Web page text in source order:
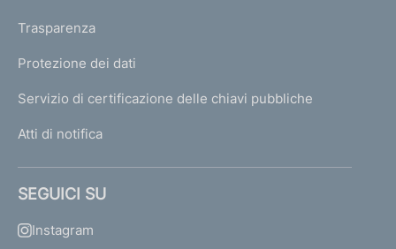
Trasparenza
Protezione dei dati
Servizio di certificazione delle chiavi pubbliche
Atti di notifica
SEGUICI SU
Instagram